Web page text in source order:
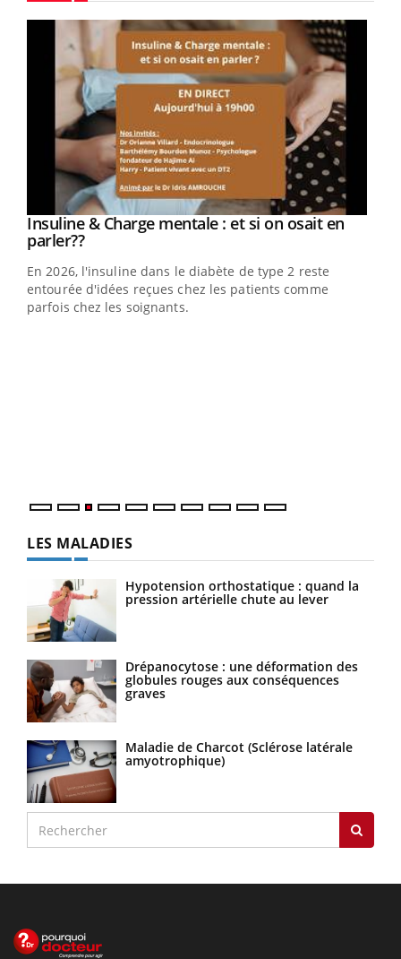
Youtube
Insuline & Charge mentale : et si on osait en
parler??Youtube
En 2026, l'insuline dans le diabète de type 2 reste
entourée d'idées reçues chez les patients comme
parfois chez les soignants.
LES MALADIES
Hypotension orthostatique : quand la
pression artérielle chute au lever
Drépanocytose : une déformation des
globules rouges aux conséquences
graves
Maladie de Charcot (Sclérose latérale
amyotrophique)